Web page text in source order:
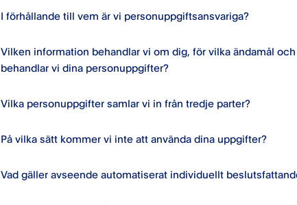
I förhållande till vem är vi personuppgiftsansvariga?
Vilken information behandlar vi om dig, för vilka ändamål
behandlar vi dina personuppgifter?
Vilka personuppgifter samlar vi in från tredje parter?
På vilka sätt kommer vi inte att använda dina uppgifter?
Vad gäller avseende automatiserat individuellt